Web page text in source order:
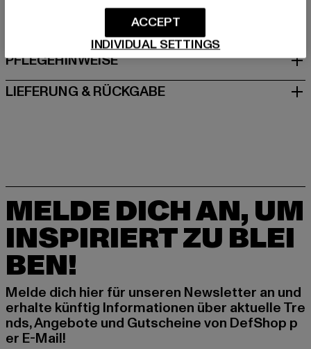
GRÖSSE & PASSFORM
PFLEGEHINWEISE
LIEFERUNG & RÜCKGABE
MELDE DICH AN, UM
INSPIRIERT ZU BLEI
BEN!
Melde dich hier für unseren Newsletter an und
erhalte künftig Informationen über aktuelle Tre
nds, Angebote und Gutscheine von DefShop p
er E-Mail!
INDIVIDUAL SETTINGS
ACCEPT